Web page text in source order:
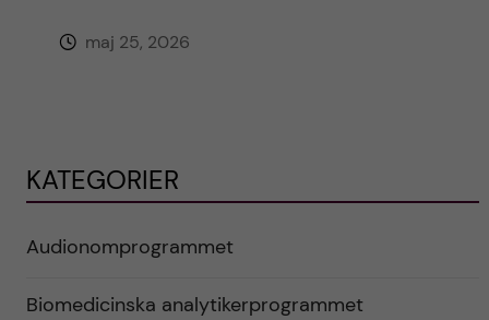
maj 25, 2026
KATEGORIER
Audionomprogrammet
Biomedicinska analytikerprogrammet